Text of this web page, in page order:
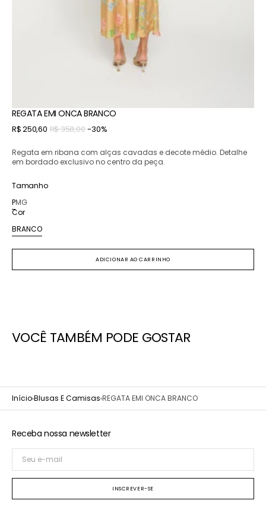
REGATA EMI ONCA BRANCO
normal
R$ 358,00 Preço
R$ 250,60 -30%
Regata em ribana com alças cavadas e decote médio. Detalhe
em bordado exclusivo no centro da peça.
Tamanho
PVariante
esgotada
ou
indisponível
MVariante
esgotada
ou
indisponível
GVariante
esgotada
ou
indisponível
Cor
BRANCO
Variante
ADICIONAR AO CARRINHO
VOCÊ TAMBÉM PODE GOSTAR
InícioBlusas E Camisas REGATA EMI ONCA BRANCO
Receba nossa newsletter
Seu
mail
INSCREVER-SE